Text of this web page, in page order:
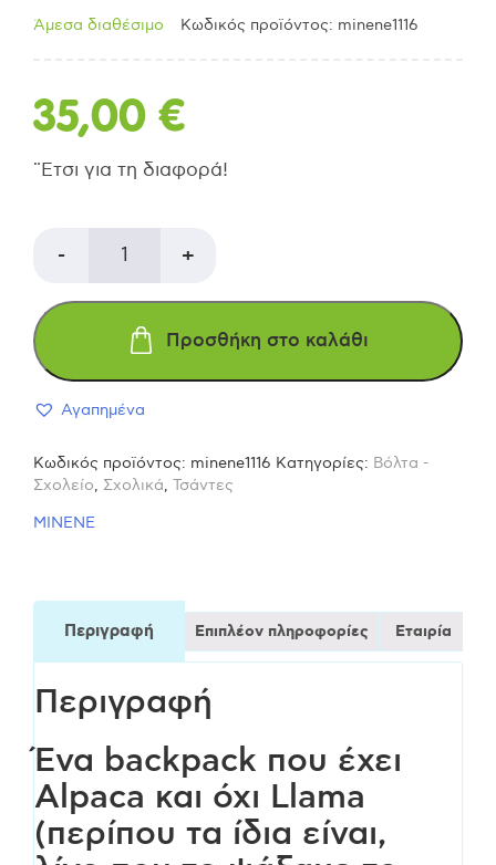
Άμεσα διαθέσιμο Κωδικός προϊόντος: minene1116
35,00 €
¨Ετσι για τη διαφορά!
- Minene
Σχολική
Πλάτης
Νηπιαγωγείου
σε
χρώμα
Alpaca
30x30cm
ποσότητα
+
Προσθήκη στο καλάθι
Αγαπημένα
Κωδικός προϊόντος: minene1116 Κατηγορίες: Βόλτα -
Σχολείο, Σχολικά, Τσάντες
MINENE
Περιγραφή Επιπλέον πληροφορίες Εταιρία
Περιγραφή
Ένα backpack που έχει
Alpaca και όχι Llama
(περίπου τα ίδια είναι,